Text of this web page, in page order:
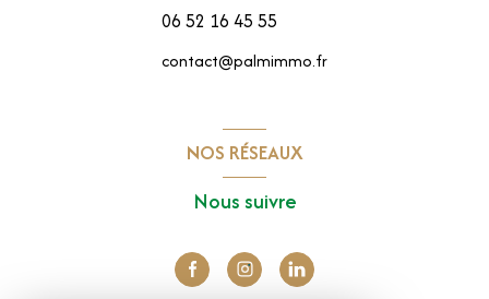
06 52 16 45 55
contact@palmimmo.fr
NOS RÉSEAUX
Nous suivre